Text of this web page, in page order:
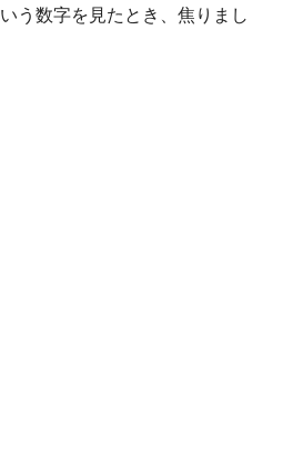
う数字を見たとき、焦りまし